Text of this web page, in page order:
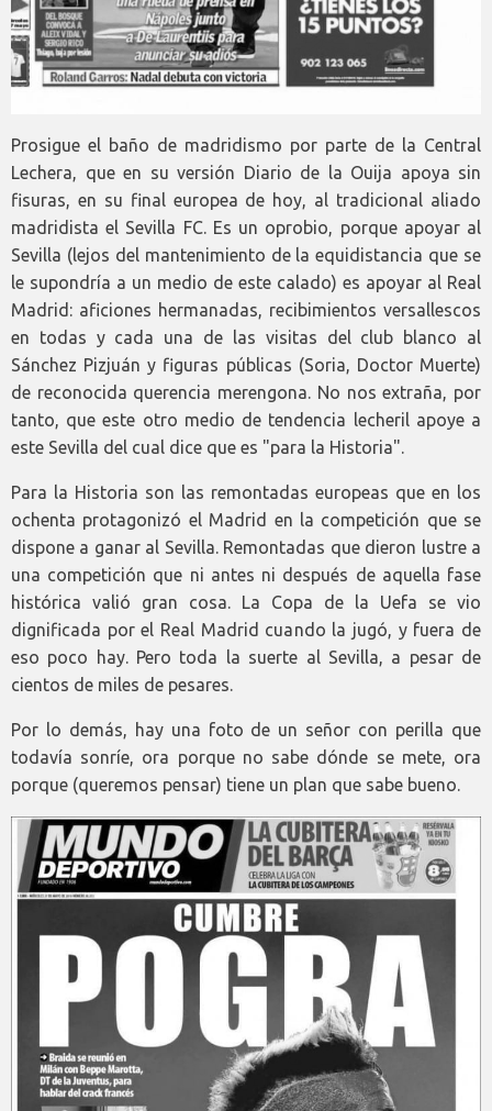
Prosigue el baño de madridismo por parte de la Central
Lechera, que en su versión Diario de la Ouija apoya sin
fisuras, en su final europea de hoy, al tradicional aliado
madridista el Sevilla FC. Es un oprobio, porque apoyar al
Sevilla (lejos del mantenimiento de la equidistancia que se
le supondría a un medio de este calado) es apoyar al Real
Madrid: aficiones hermanadas, recibimientos versallescos
en todas y cada una de las visitas del club blanco al
Sánchez Pizjuán y figuras públicas (Soria, Doctor Muerte)
de reconocida querencia merengona. No nos extraña, por
tanto, que este otro medio de tendencia lecheril apoye a
este Sevilla del cual dice que es "para la Historia".
Para la Historia son las remontadas europeas que en los
ochenta protagonizó el Madrid en la competición que se
dispone a ganar al Sevilla. Remontadas que dieron lustre a
una competición que ni antes ni después de aquella fase
histórica valió gran cosa. La Copa de la Uefa se vio
dignificada por el Real Madrid cuando la jugó, y fuera de
eso poco hay. Pero toda la suerte al Sevilla, a pesar de
cientos de miles de pesares.
Por lo demás, hay una foto de un señor con perilla que
todavía sonríe, ora porque no sabe dónde se mete, ora
porque (queremos pensar) tiene un plan que sabe bueno.